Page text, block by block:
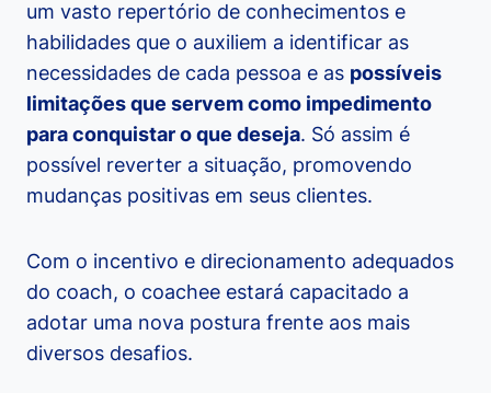
um vasto repertório de conhecimentos e
habilidades que o auxiliem a identificar as
necessidades de cada pessoa e as possíveis
limitações que servem como impedimento
para conquistar o que deseja. Só assim é
possível reverter a situação, promovendo
mudanças positivas em seus clientes.
Com o incentivo e direcionamento adequados
do coach, o coachee estará capacitado a
adotar uma nova postura frente aos mais
diversos desafios.